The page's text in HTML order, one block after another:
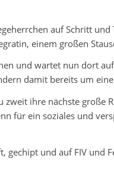
auf Schritt
einem großen
und wartet nun dort
damit bereits um
ihre nächste große
für ein soziales und
und auf FIV und